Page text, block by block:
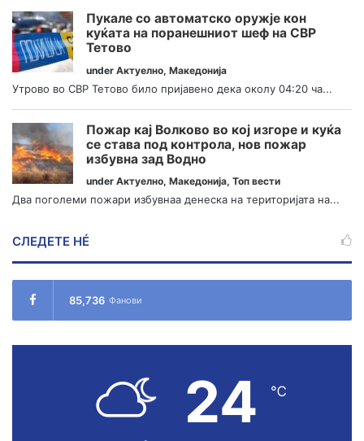
Пукале со автоматско оружје кон
куќата на поранешниот шеф на СВР
Тетово
under Актуелно, Македонија
Утрово во СВР Тетово било пријавено дека околу 04:20 ча...
Пожар кај Волково во кој изгоре и куќа
се става под контрола, нов пожар
избувна зад Водно
under Актуелно, Македонија, Топ вести
Два поголеми пожари избувнаа денеска на територијата на...
СЛЕДЕТЕ НÉ
85,736 Фанови
24 ℃